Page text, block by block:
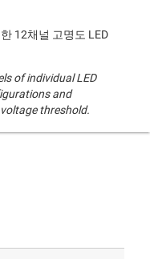
12채널 고명도 LED
of individual LED
and
threshold.